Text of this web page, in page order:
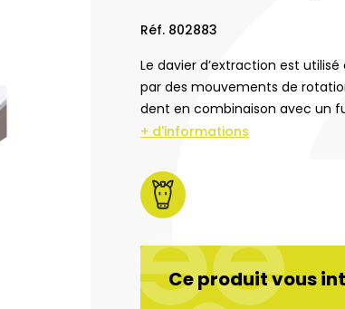
Réf. 802883
Le davier d’extraction est
par des mouvements de
dent en combinaison avec un
+ d'informations
Ce produit vous